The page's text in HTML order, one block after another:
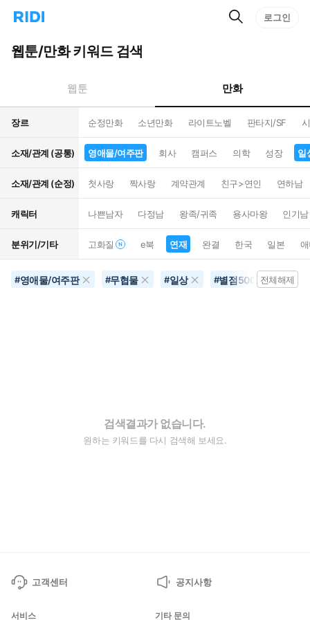
리
홈
으
턴
트
검
로그인
웹툰/만화 키워드 검색
웹툰 만화
장르 순정만화 소년만화 라이트노벨 판타지/SF
소재/관계 (공통) 영애물/여주판 회사 캠퍼스 의학 성장 일
소재/관계 (순정) 첫사랑 짝사랑 계약관계 친구>연인 연하남
캐릭터 나쁜남자 다정남 왕족/귀족 용사마왕 인기남
분위기/기타 고화질 e북 연재 완결 한국 일본
#영애물/여주판 #무협물 #일상 #별점500개이상
전체해제
검색결과가 없습니다.
원하는 키워드를 다시 검색해 보세요.
고객센터 공지사항
서비스 기타 문의